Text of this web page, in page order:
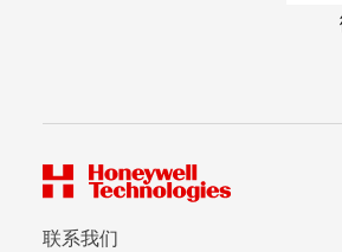
联系我们